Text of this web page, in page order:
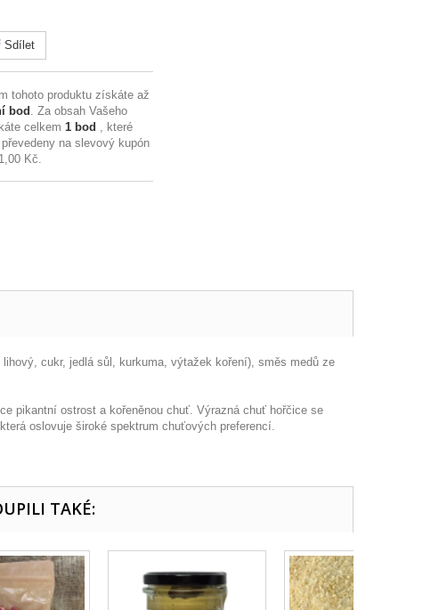
Sdílet
tohoto produktu získáte až
bod . Za obsah Vašeho
celkem 1 bod , které
na slevový kupón
1,00 Kč.
cukr, jedlá sůl, kurkuma, výtažek koření), směs medů ze
pikantní ostrost a kořeněnou chuť. Výrazná chuť hořčice se
oslovuje široké spektrum chuťových preferencí.
TAKÉ: